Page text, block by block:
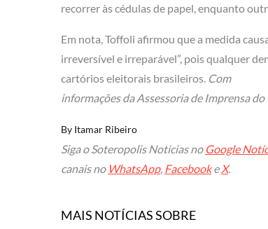
recorrer às cédulas de papel, enquanto
Em nota, Toffoli afirmou que a medida
irreversível e irreparável”, pois qualquer
cartórios eleitorais brasileiros. Com
informações da Assessoria de Imprensa do
By Itamar Ribeiro
Siga o Soteropolis Noticias no Google
canais no WhatsApp, FacebookeX.
MAIS NOTÍCIAS SOBRE